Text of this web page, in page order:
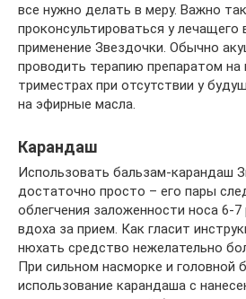
все нужно делать в меру. Важно
проконсультироваться у лечащего
применение Звездочки. Обычно
проводить терапию препаратом
триместрах при отсутствии у
на эфирные масла.
Карандаш
Использовать бальзам-карандаш
достаточно просто – его пары
облегчения заложенности носа 6-
вдоха за прием. Как гласит
нюхать средство нежелательно
При сильном насморке и головной
использование карандаша с